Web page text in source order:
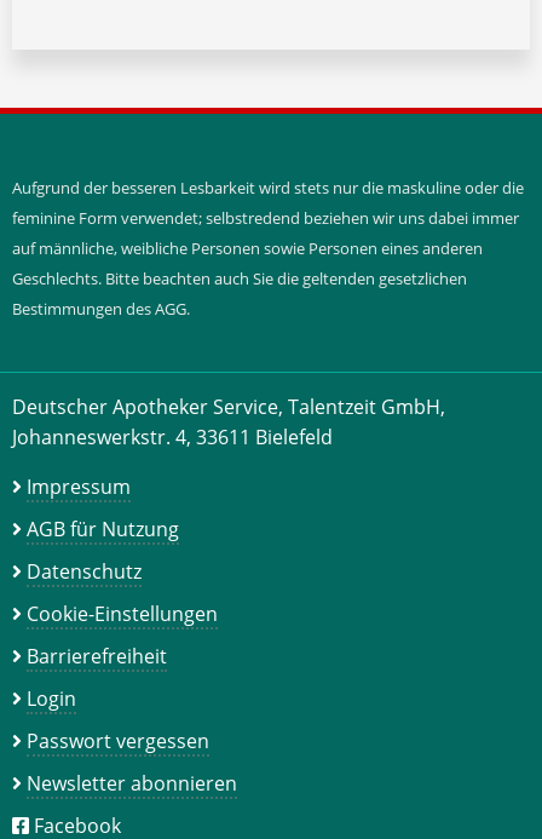
Aufgrund der besseren Lesbarkeit wird stets nur die maskuline oder die
feminine Form verwendet; selbstredend beziehen wir uns dabei immer
auf männliche, weibliche Personen sowie Personen eines anderen
Geschlechts. Bitte beachten auch Sie die geltenden gesetzlichen
Bestimmungen des AGG.
Deutscher Apotheker Service, Talentzeit GmbH,
Johanneswerkstr. 4, 33611 Bielefeld
Impressum
AGB für Nutzung
Datenschutz
Cookie-Einstellungen
Barrierefreiheit
Login
Passwort vergessen
Newsletter abonnieren
Facebook